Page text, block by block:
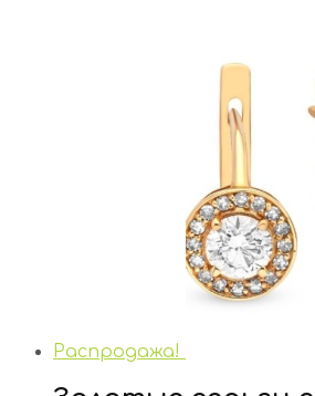
Распродажа!